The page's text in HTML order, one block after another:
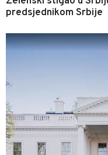
predsjednikom Srbije